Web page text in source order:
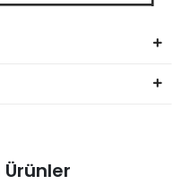
Ürünler